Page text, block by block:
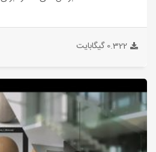
0.322 گیگابایت